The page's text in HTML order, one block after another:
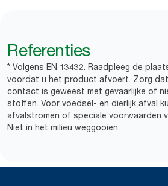
Referenties
* Volgens EN 13432. Raadpleeg de
voordat u het product afvoert. Zorg
contact is geweest met gevaarlijke of
stoffen. Voor voedsel- en dierlijk afval
afvalstromen of speciale voorwaarden
Niet in het milieu weggooien.